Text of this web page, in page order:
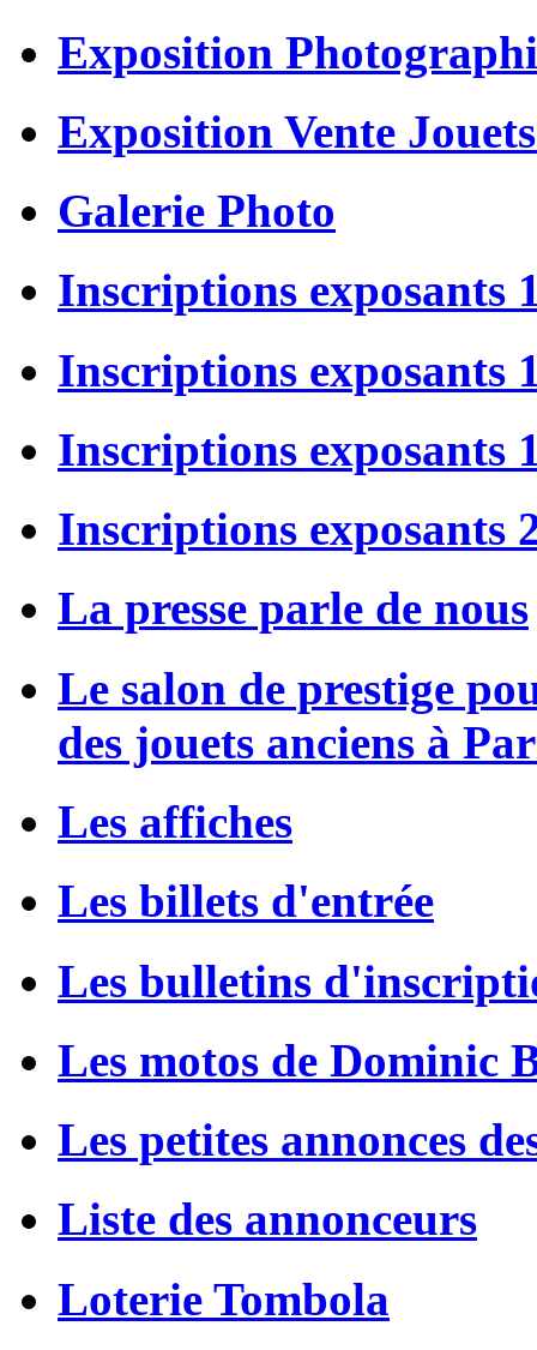
Exposition
Exposition Vente
Galerie Photo
Inscriptions exposants
Inscriptions exposants
Inscriptions exposants
Inscriptions exposants
La presse parle de nous
Le salon de prestige
des jouets anciens à
Les affiches
Les billets d'entrée
Les bulletins
Les motos de Dominic
Les petites annonces
Liste des annonceurs
Loterie Tombola